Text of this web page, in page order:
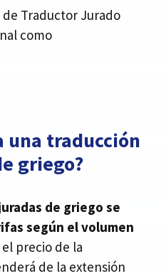
Traductor Jurado
como
una traducción
griego?
de griego se
según el volumen
precio de la
de la extensión